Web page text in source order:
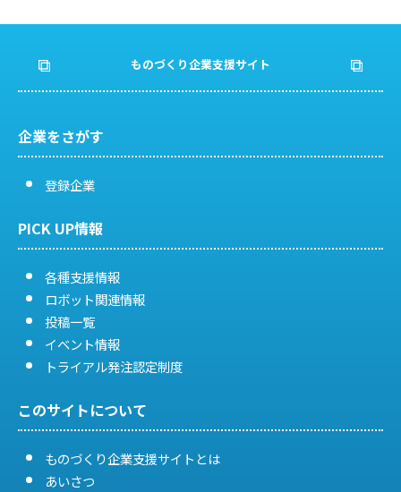
ものづくり企業支援サイト
企業をさがす
登録企業
PICK UP情報
各種支援情報
ロボット関連情報
投稿一覧
イベント情報
トライアル発注認定制度
このサイトについて
ものづくり企業支援サイトとは
あいさつ